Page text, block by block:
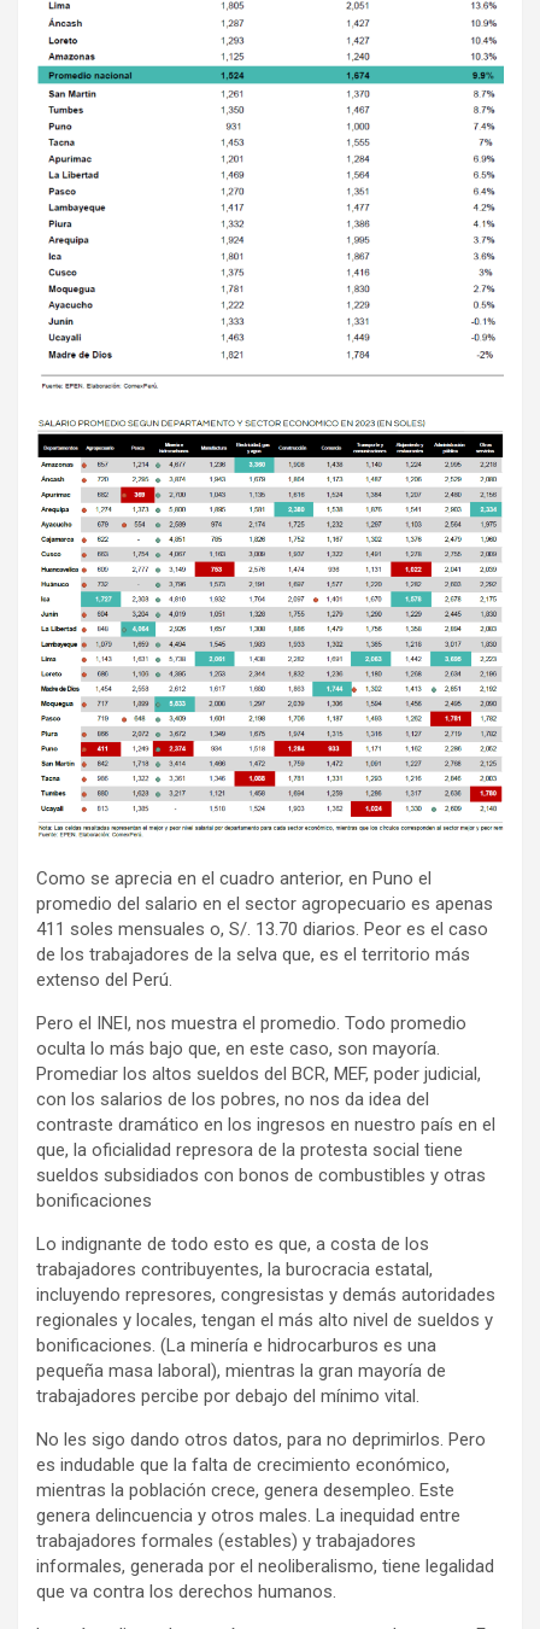
Como se aprecia en el cuadro anterior, en Puno el
promedio del salario en el sector agropecuario es apenas
411 soles mensuales o, S/. 13.70 diarios. Peor es el caso
de los trabajadores de la selva que, es el territorio más
extenso del Perú.
Pero el INEI, nos muestra el promedio. Todo promedio
oculta lo más bajo que, en este caso, son mayoría.
Promediar los altos sueldos del BCR, MEF, poder judicial,
con los salarios de los pobres, no nos da idea del
contraste dramático en los ingresos en nuestro país en el
que, la oficialidad represora de la protesta social tiene
sueldos subsidiados con bonos de combustibles y otras
bonificaciones
Lo indignante de todo esto es que, a costa de los
trabajadores contribuyentes, la burocracia estatal,
incluyendo represores, congresistas y demás autoridades
regionales y locales, tengan el más alto nivel de sueldos y
bonificaciones. (La minería e hidrocarburos es una
pequeña masa laboral), mientras la gran mayoría de
trabajadores percibe por debajo del mínimo vital.
No les sigo dando otros datos, para no deprimirlos. Pero
es indudable que la falta de crecimiento económico,
mientras la población crece, genera desempleo. Este
genera delincuencia y otros males. La inequidad entre
trabajadores formales (estables) y trabajadores
informales, generada por el neoliberalismo, tiene legalidad
que va contra los derechos humanos.